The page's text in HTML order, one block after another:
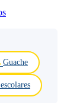
Guache